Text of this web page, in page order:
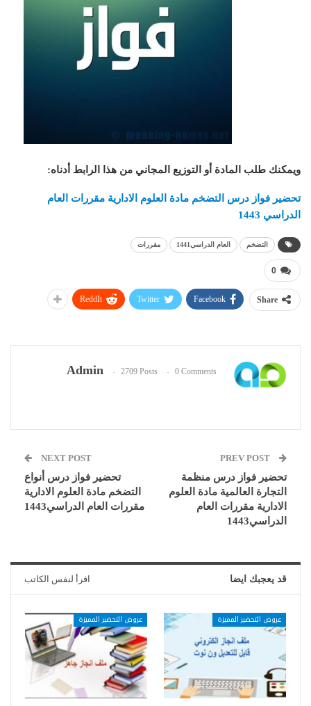
ويمكنك طلب المادة أو التوزيع المجاني من هذا الرابط أدناه:
تحضير فواز درس التضخم مادة العلوم الادارية مقررات العام
الدراسي 1443
التضخم العام الدراسي1441 مقررات
0
Share
Facebook
Twitter
ReddIt
Admin 2709 Posts 0 Comments
تحضير فواز درس منظمة
التجارة العالمية مادة العلوم
الادارية مقررات العام
الدراسي1443
NEXT POST
تحضير فواز درس أنواع
التضخم مادة العلوم الادارية
مقررات العام الدراسي1443
قد يعجبك ايضا اقرأ لنفس الكاتب
عروض التحضير المميزة عروض التحضير المميزة